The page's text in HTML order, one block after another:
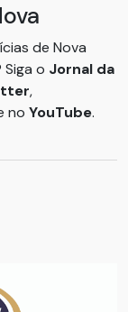
de Nova
o Jornal da
,
no YouTube.